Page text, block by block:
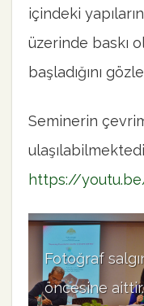
içindeki
üzerinde baskı
başladığını
Seminerin
https://
Fotoğraf
öncesine aittir.